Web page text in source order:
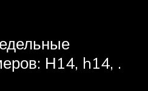
Н14, h14, .